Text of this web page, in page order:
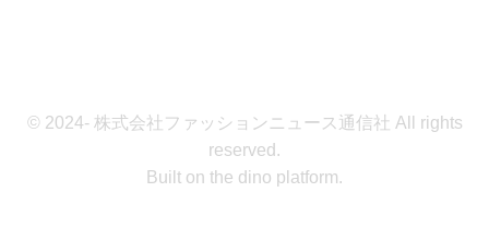
© 2024- 株式会社ファッションニュース通信社 All rights
reserved.
Built on the dino platform.